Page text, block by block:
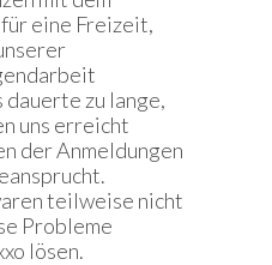
eine Freizeit,
zu lange,
uns erreicht
der Anmeldungen
teilweise nicht
Probleme
lösen.